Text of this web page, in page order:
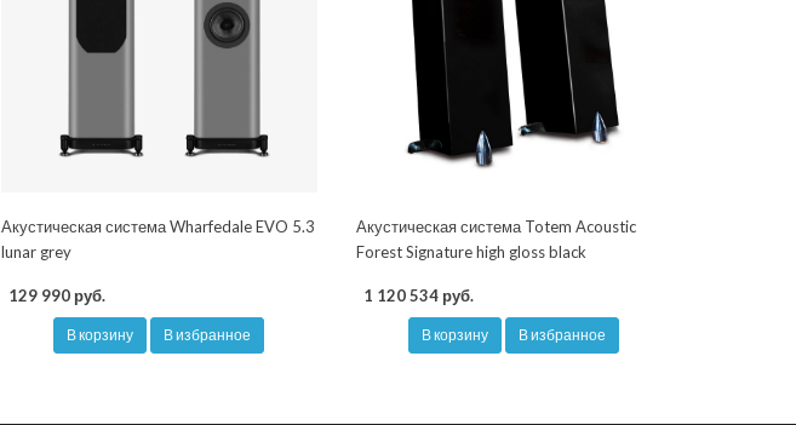
Акустическая система Wharfedale EVO 5.3
lunar grey
129 990 руб.
В корзину В избранное
Акустическая система Totem Acoustic
Forest Signature high gloss black
1 120 534 руб.
В корзину В избранное